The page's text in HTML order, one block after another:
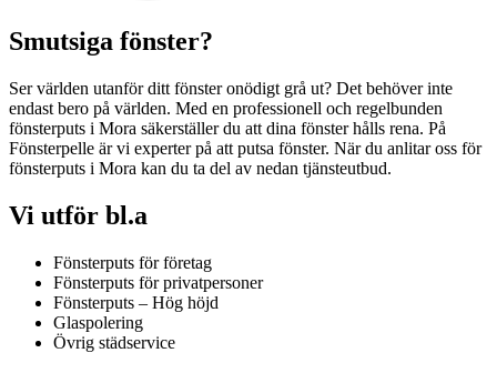
Smutsiga fönster?
Ser världen utanför ditt fönster onödigt grå ut? Det behöver inte
endast bero på världen. Med en professionell och regelbunden
fönsterputs i Mora säkerställer du att dina fönster hålls rena. På
Fönsterpelle är vi experter på att putsa fönster. När du anlitar oss för
fönsterputs i Mora kan du ta del av nedan tjänsteutbud.
Vi utför bl.a
Fönsterputs för företag
Fönsterputs för privatpersoner
Fönsterputs – Hög höjd
Glaspolering
Övrig städservice